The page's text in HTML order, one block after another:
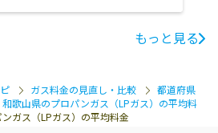
もっと見る
ガス料金の見直し・比較
都道府県
和歌山県のプロパンガス（LPガス）の平均料
ガス（LPガス）の平均料金